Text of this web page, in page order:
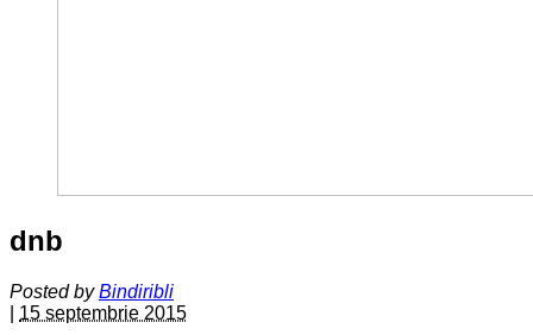
dnb
Posted byBindiribli
15 septembrie 2015